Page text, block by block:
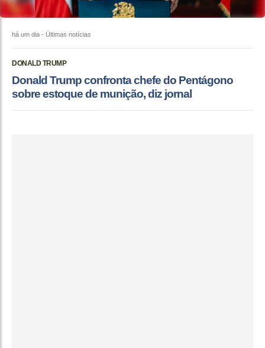
há um dia - Últimas notícias
DONALD TRUMP
Donald Trump confronta chefe do Pentágono
sobre estoque de munição, diz jornal